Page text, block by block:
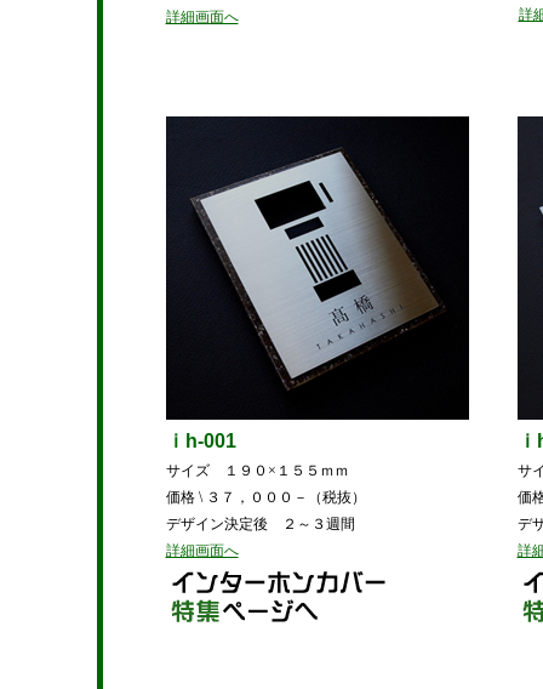
詳細画面へ
詳
ｉh-001
サイズ １９０×１５５ｍｍ
価格 \ ３７，０００－（税抜）
デザイン決定後 ２～３週間
詳細画面へ
サ
価
デ
詳